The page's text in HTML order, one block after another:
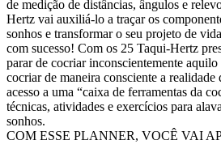
de medição de distâncias, ângulos e
Hertz vai auxiliá-lo a traçar os
sonhos e transformar o seu projeto de
com sucesso! Com os 25 Taqui-Hertz
parar de cocriar inconscientemente
cocriar de maneira consciente a
acesso a uma “caixa de ferramentas da
técnicas, atividades e exercícios para
sonhos.
COM ESSE PLANNER, VOCÊ VAI